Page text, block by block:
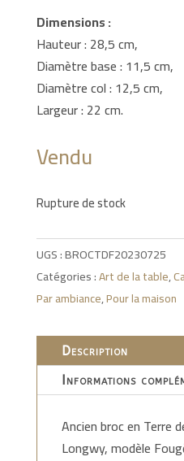
Dimensions :
Hauteur : 28,5 cm,
Diamètre base : 11,5 cm,
Diamètre col : 12,5 cm,
Largeur : 22 cm.
Vendu
Rupture de stock
UGS :BROCTDF20230725
Catégories :Art de la table,
Par ambiance,Pour la maison
Description
Informations
Ancien broc en Terre
Longwy, modèle